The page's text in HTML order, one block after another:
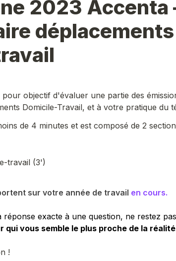
2023 Accenta
déplacements
objectif d'évaluer une partie des
Domicile-Travail, et à votre pratique du
de 4 minutes et est composé de 2
travail (3')
sur votre année de travail en cours.
réponse exacte à une question, ne restez
qui vous semble le plus proche de la réalité
!